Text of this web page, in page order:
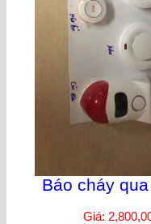
Báo cháy
Giá: